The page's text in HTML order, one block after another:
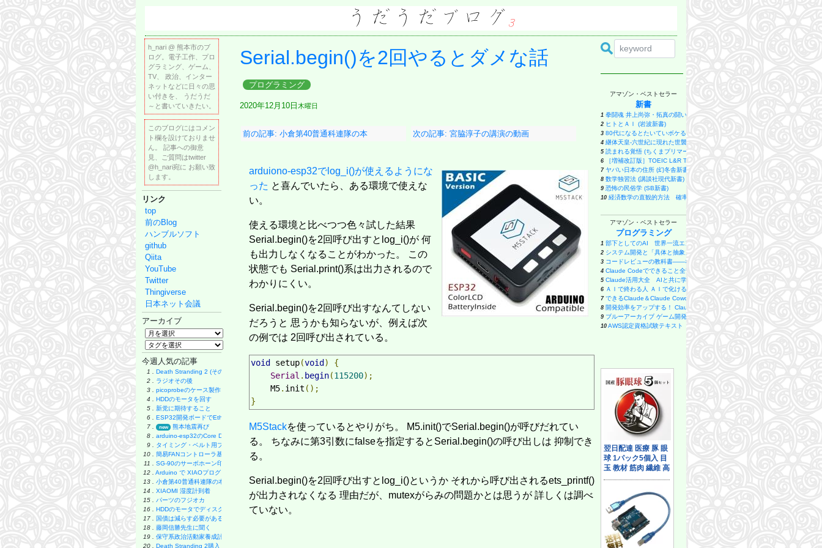
h_nari @ 熊本市のブ
ログ。電子工作、プロ
グラミング、ゲーム、
TV、 政治、インター
ネットなどに日々の思
い付きを、 うだうだ
～と書いていきたい。
このブログにはコメン
ト欄を設けておりませ
ん。 記事への御意
見、ご質問はtwitter
@h_nari宛に お願い致
します。
リンク
top
前のBlog
ハンブルソフト
github
Qiita
YouTube
Twitter
Thingiverse
日本ネット会議
アーカイブ
今週人気の記事
1 .
Death Stranding 2 (その後)
2 .
ラジオその後
3 .
picoprobeのケース製作
4 .
HDDのモータを回す
5 .
新党に期待すること
6 .
ESP32開発ボードでEthernet実験
7 .
new
熊本地震再び
8 .
arduino-esp32のCore Debug Level
9 .
タイミング・ベルト用プーリーの製作
10 .
簡易FANコントローラ基板
11 .
SG-90のサーボホーン印刷
12 .
Arduino で XIAOプログラミング
13 .
小倉第40普通科連隊の本
14 .
XIAOMI 湿度計到着
15 .
パーツのフジオカ
16 .
HDDのモータでディスク・グラインダー製作
17 .
国債は減らす必要があるのか
18 .
藤岡信勝先生に聞く
19 .
保守系政治活動家養成計画
20 .
Death Stranding 2購入
Serial.begin()を2回やるとダメな話
プログラミング
2020年12月10日 木曜日
前の記事: 小倉第40普通科連隊の本 次の記事: 宮脇淳子の講演の動画
arduiono-esp32でlog_i()が使えるようにな
った と喜んでいたら、ある環境で使えな
い。
使える環境と比べつつ色々試した結果
Serial.begin()を2回呼び出すとlog_i()が 何
も出力しなくなることがわかった。 この
状態でも Serial.print()系は出力されるので
わかりにくい。
Serial.begin()を2回呼び出すなんてしない
だろうと 思うかも知らないが、例えば次
の例では 2回呼び出されている。
void setup(void )
{
Serial . begin(115200);
    M5
. init ();
}
M5Stackを使っているとやりがち。 M5.init()でSerial.begin()が呼びだれてい
る。 ちなみに第3引数にfalseを指定するとSerial.begin()の呼び出しは 抑制でき
る。
Serial.begin()を2回呼び出すとlog_i()というか それから呼び出されるets_printf()
が出力されなくなる 理由だが、mutexがらみの問題かとは思うが 詳しくは調べ
ていない。
アマゾン・ベストセラー
新書
1 拳闘魂 井上尚弥・拓真の闘い (講談社+α新書 907-1A)
2 ヒトとＡＩ (岩波新書)
3 80代になるとたいていボケるか死ぬ。70代は神様から与えられた特別な時間 (
4 継体天皇-六世紀に現れた世襲王権の「始祖王」 (中公新書 2910)
5 読まれる覚悟 (ちくまプリマー新書)
6 ［増補改訂版］TOEIC L&R TEST 出る単特急 金のフレーズ (TOEIC TEST 特
7 ヤバい日本の住所 (幻冬舎新書)
8 数学独習法 (講談社現代新書)
9 恐怖の民俗学 (SB新書)
10 経済数学の直観的方法 確率・統計編 (ブルーバックス)
12 うまくいっている人の考え方 完全版 (ディスカヴァー携書)
読書する脳 (SB新書)
高市早苗という病 (ベスト新書 624)
15 生物を分けると世界が分かる 分類すると見えてくる、生物進化と地球の変
16 入試数学 伝説の良問100 良い問題で良い解法を学ぶ (ブルーバックス)
17 演技と演出 (講談社現代新書)
18 マックス・ウェーバーを読む (講談社現代新書)
19 バッタを倒しにアフリカへ (光文社新書)
20 戦争を甘く見る空気 1930年代と似た道を進む現代日本 (朝日新書)
21 学問の発見 数学者が語る「考えること・学ぶこと」 (ブルーバックス)
22 コンテキスト・リーダーシップ 「最高の上司」と「最悪の上司」は文脈で
23 バカと無知 (新潮新書)
24 為替介入とは何か 200兆円規模「外為特会」が生まれた謎 (集英社新書)
30 我が身を守る法律知識 (講談社現代新書)
やってはいけない睡眠の習慣 (SB新書)
モモ
ヒトと音楽の進化論 (新潮新書 1126)
はじめての言語学 (講談社現代新書)
いのちの食べかた だれも教えてくれない、世界のヒミツ (角川つばさ文庫)
カウンセリングとは何か 変化するということ (講談社現代新書 2787)
37 光と電磁気 ファラデーとマクスウェルが考えたこと 電場とは何か？ 磁場
38 新版 お金の減らし方 (SB新書)
39 全面改訂 第3版 ほったらかし投資術 (朝日新書)
40 原始仏教 ブッダから大乗成立へ (講談社現代新書 2820)
41 ユダヤ人の歴史-古代の興亡から離散、ホロコースト、シオニズムまで (中公
福音派―終末論に引き裂かれるアメリカ社会 (中公新書 2873)
首都直下 南海トラフ地震に備えよ (SB新書 654)
44 学び直し高校物理 挫折者のための超入門 (講談社現代新書)
大栗先生の超弦理論入門 (ブルーバックス)
音律と音階の科学 新装版 ドレミ…はどのように生まれたか (ブルーバック
47 「具体⇄抽象」トレーニング 思考力が飛躍的にアップする29問 (PHPビジネ
メタ思考トレーニング 発想力が飛躍的にアップする34問 PHPビジネス新書
アマゾン・ベストセラー
プログラミング
1 部下としてのAI 世界一流エンジニアの進化術
2 システム開発と「具体と抽象」〜問題発見と問題解決を往復する「思考のメタ
3 コードレビューの教科書――なんとなく承認から抜け出すための観点と判断基
4 Claude Codeでできること全部やってみた: 初心者でも簡単！AI副業・アプ
5 Claude活用大全 AIと共に学び働き遊ぶ実践ガイド
6 ＡＩで終わる人 ＡＩで化ける人 「ＡＩが当たり前」の時代を生き抜く２０の
7 できるClaude＆Claude Cowork (できるシリーズ)
8 開発効率をアップする！ Claude Code 実用入門
9 ブルーアーカイブ ゲーム開発部だいぼうけん！ 6巻 (デジタル版ガンガンコミ
10 AWS認定資格試験テキスト AWS認定 クラウドプラクティショナー 改訂第
16 ClaudeCodeのWebアプリ開発: webアプリを作って販売！バイブコーディ
エンジニアのための自己管理入門 堅牢でスケーラブルな働き方を構築する技
ChatGPT Codexで業務改善アプリを作ってみた: プログラミング未経験の
Claude Code実践入門 [生成AI深掘りガイド]
業務設計の教科書
＃100日チャレンジ 毎日連続100本アプリを作ったら人生が変わった
はじめてのGit/GitHub入門: バージョン管理の基本からチーム開発・Pull
23 徹底攻略Java SE 17 Silver問題集[1Z0-825]対応
24 世界一流エンジニアの思考法
25 Unityの教科書 Unity 6完全対応版
26 ネットワークはなぜつながるのか 第2版 知っておきたいTCP/IP、LAN、光フ
27 Copilotエージェントの教科書 AIによる業務自動化の大本命
プロダクトマネジメントのすべて 事業戦略・IT開発・UXデザイン・マーケ
LLMによる情報抽出入門〜日常のリアルなデータから価値ある情報を取り出
30 スッキリわかるJava入門 第5版 (スッキリわかる入門シリーズ)
SCRUM BOOT CAMP THE BOOK【増補改訂版】 スクラムチームではじめ
ブルーアーカイブ ゲーム開発部だいぼうけん！ 5巻 (デジタル版ガンガンコ
33 ブルーアーカイブ ゲーム開発部だいぼうけん！ 1巻 (デジタル版ガンガンコ
できるPower Automate for desktop 改訂2版 Copilot対応 (できるシリーズ編